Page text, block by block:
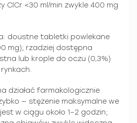
ClCr <30 ml/min zwykle 400 mg
doustne tabletki powlekane
mg); rzadziej dostępna
lub krople do oczu (0,3%)
działać farmakologicznie
— stężenie maksymalne we
w ciągu około 1–2 godzin;